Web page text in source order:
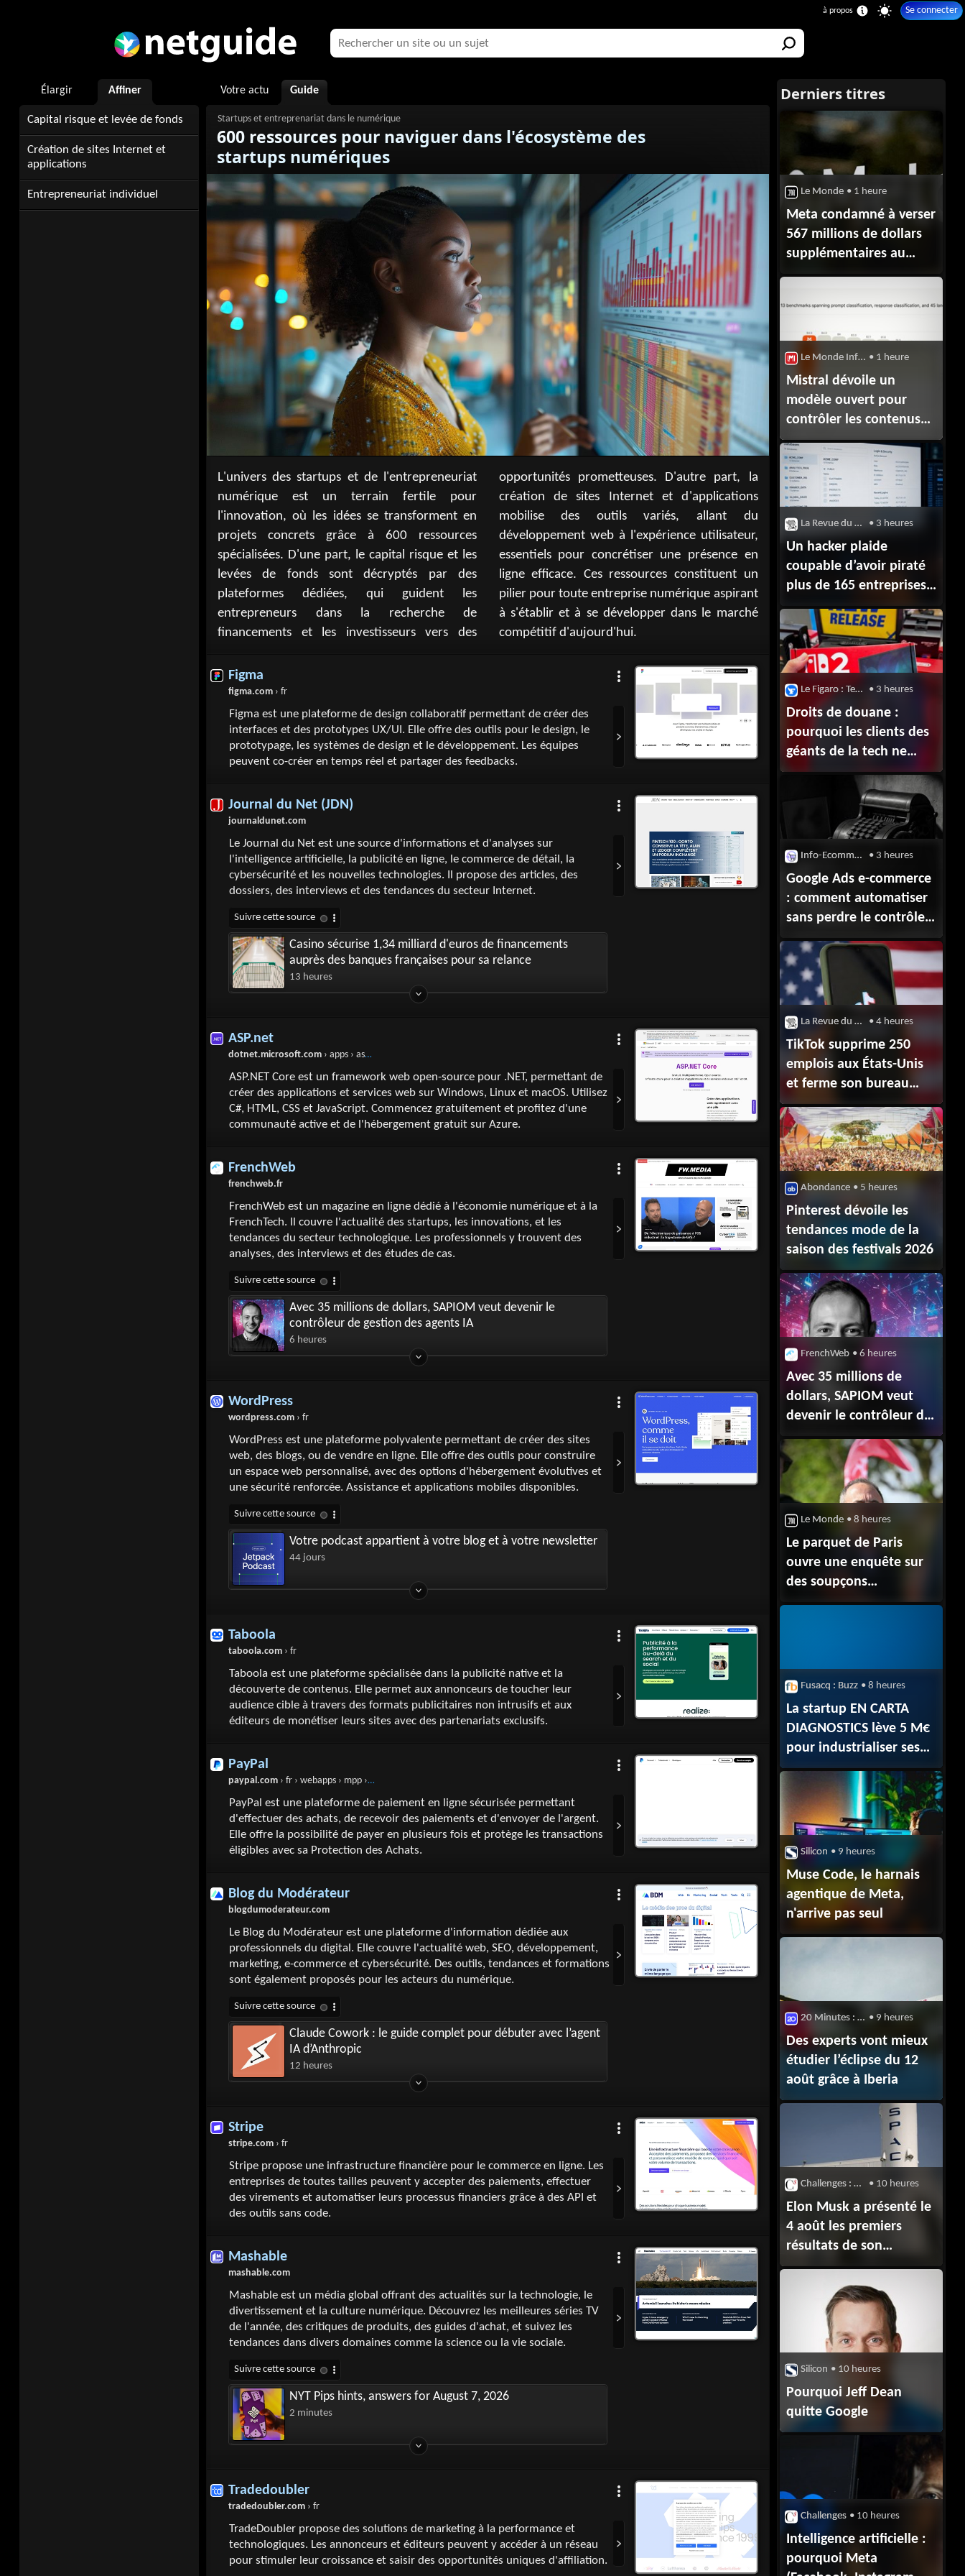
Se connecter
Élargir Affiner
Capital risque et levée de fonds
Création de sites Internet et
applications
Entrepreneuriat individuel
Votre actu Guide
600 ressources pour naviguer dans l'écosystème des
startups numériques
L'univers des startups et de l'entrepreneuriat
numérique est un terrain fertile pour
l'innovation, où les idées se transforment en
projets concrets grâce à 600 ressources
spécialisées. D'une part, le capital risque et les
levées de fonds sont décryptés par des
plateformes dédiées, qui guident les
entrepreneurs dans la recherche de
financements et les investisseurs vers des
opportunités prometteuses. D'autre part, la
création de sites Internet et d'applications
mobilise des outils variés, allant du
développement web à l'expérience utilisateur,
essentiels pour concrétiser une présence en
ligne efficace. Ces ressources constituent un
pilier pour toute entreprise numérique aspirant
à s'établir et à se développer dans le marché
compétitif d'aujourd'hui.
Figma
figma.com › fr
Figma est une plateforme de design collaboratif permettant de créer des
interfaces et des prototypes UX/UI. Elle offre des outils pour le design, le
prototypage, les systèmes de design et le développement. Les équipes
peuvent co-créer en temps réel et partager des feedbacks.
Journal du Net (JDN)
journaldunet.com
Le Journal du Net est une source d'informations et d'analyses sur
l'intelligence artificielle, la publicité en ligne, le commerce de détail, la
cybersécurité et les nouvelles technologies. Il propose des articles, des
dossiers, des interviews et des tendances du secteur Internet.
Casino sécurise 1,34 milliard d'euros de financements
auprès des banques françaises pour sa relance
13 heures
ASP.net
dotnet.microsoft.com › apps › aspnet
ASP.NET Core est un framework web open-source pour .NET, permettant de
créer des applications et services web sur Windows, Linux et macOS. Utilisez
C#, HTML, CSS et JavaScript. Commencez gratuitement et profitez d'une
communauté active et de l'hébergement gratuit sur Azure.
FrenchWeb
frenchweb.fr
FrenchWeb est un magazine en ligne dédié à l'économie numérique et à la
FrenchTech. Il couvre l'actualité des startups, les innovations, et les
tendances du secteur technologique. Les professionnels y trouvent des
analyses, des interviews et des études de cas.
Avec 35 millions de dollars, SAPIOM veut devenir le
contrôleur de gestion des agents IA
6 heures
WordPress
wordpress.com › fr
WordPress est une plateforme polyvalente permettant de créer des sites
web, des blogs, ou de vendre en ligne. Elle offre des outils pour construire
un espace web personnalisé, avec des options d'hébergement évolutives et
une sécurité renforcée. Assistance et applications mobiles disponibles.
Votre podcast appartient à votre blog et à votre newsletter
44 jours
Taboola
taboola.com › fr
Taboola est une plateforme spécialisée dans la publicité native et la
découverte de contenus. Elle permet aux annonceurs de toucher leur
audience cible à travers des formats publicitaires non intrusifs et aux
éditeurs de monétiser leurs sites avec des partenariats exclusifs.
PayPal
paypal.com › fr › webapps › mpp › home
PayPal est une plateforme de paiement en ligne sécurisée permettant
d'effectuer des achats, de recevoir des paiements et d'envoyer de l'argent.
Elle offre la possibilité de payer en plusieurs fois et protège les transactions
éligibles avec sa Protection des Achats.
Blog du Modérateur
blogdumoderateur.com
Le Blog du Modérateur est une plateforme d'information dédiée aux
professionnels du digital. Elle couvre l'actualité web, SEO, développement,
marketing, e-commerce et cybersécurité. Des outils, tendances et formations
sont également proposés pour les acteurs du numérique.
Claude Cowork : le guide complet pour débuter avec l’agent
IA d’Anthropic
12 heures
Stripe
stripe.com › fr
Stripe propose une infrastructure financière pour le commerce en ligne. Les
entreprises de toutes tailles peuvent y accepter des paiements, effectuer
des virements et automatiser leurs processus financiers grâce à des API et
des outils sans code.
Mashable
mashable.com
Mashable est un média global offrant des actualités sur la technologie, le
divertissement et la culture numérique. Découvrez les meilleures séries TV
de l'année, des critiques de produits, des guides d'achat, et suivez les
tendances dans divers domaines comme la science ou la vie sociale.
NYT Pips hints, answers for August 7, 2026
2 minutes
Tradedoubler
tradedoubler.com › fr
TradeDoubler propose des solutions de marketing à la performance et
technologiques. Les annonceurs et éditeurs peuvent y accéder à un réseau
pour stimuler leur croissance et saisir des opportunités uniques d'affiliation.
Le Monde • 1 heure
Meta condamné à verser
567 millions de dollars
supplémentaires au
Nouveau-Mexique pour
Facebook et Instagram
Le Monde Informatique : Cloud computing • 1 heure
Mistral dévoile un
modèle ouvert pour
contrôler les contenus
générés par l'IA
La Revue du Digital • 3 heures
Un hacker plaide
coupable d’avoir piraté
plus de 165 entreprises
clientes de Snowflake
Le Figaro : Tech & Web • 3 heures
Droits de douane :
pourquoi les clients des
géants de la tech ne
verront pas la couleur
des remboursements
l’administration Trump
Info-Ecommerce • 3 heures
Google Ads e-commerce
: comment automatiser
sans perdre le contrôle
de vos budgets,
conversions et marges ?
La Revue du Digital • 4 heures
TikTok supprime 250
emplois aux États-Unis
et ferme son bureau
de Nashville
Abondance • 5 heures
Pinterest dévoile les
tendances mode de la
saison des festivals 2026
FrenchWeb • 6 heures
Avec 35 millions de
dollars, SAPIOM veut
devenir le contrôleur de
gestion des agents IA
Le Monde • 8 heures
Le parquet de Paris
ouvre une enquête sur
des soupçons
d’ingérence russe visant
Fusacq : Buzz • 8 heures
La startup EN CARTA
DIAGNOSTICS lève 5 M€
pour industrialiser ses
autotests moléculaires
Silicon • 9 heures
Muse Code, le harnais
agentique de Meta,
n'arrive pas seul
20 Minutes : High-tech • 9 heures
Des experts vont mieux
étudier l’éclipse du 12
août grâce à Iberia
Challenges : High-Tech • 10 heures
Elon Musk a présenté le
4 août les premiers
résultats de son
entreprise depuis son
entrée en Bourse. Le CA
en nette hausse rassure
après des semaines de
baisse du cours de
l’action. Mais les
groupe sont loin
d’être rentables.
Silicon • 10 heures
Pourquoi Jeff Dean
quitte Google
Challenges • 10 heures
Intelligence artificielle :
pourquoi Meta